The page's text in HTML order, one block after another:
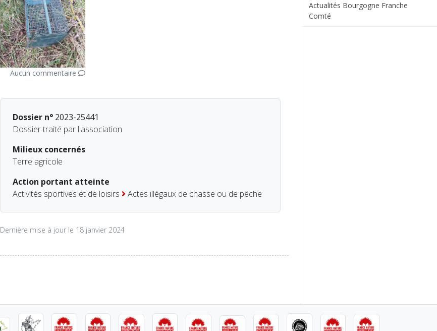
Aucun commentaire
Dossier n°2023-25441
Dossier traité par l'association
Milieux concernés
Terre agricole
Action portant atteinte
Activités sportives et de loisirs
Actes illégaux de chasse ou de pêche
Dernière mise à jour le 18 janvier 2024
Actualités Bourgogne Franche
Comté